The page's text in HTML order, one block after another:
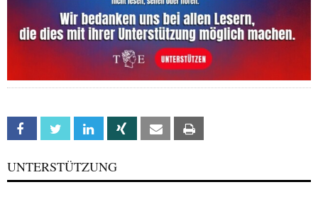
Facebook Twitter Linkedin Xing Email
UNTERSTÜTZUNG